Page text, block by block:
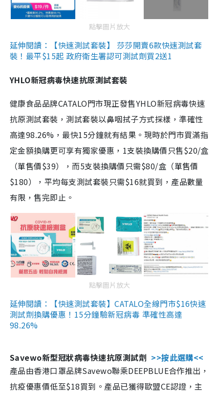
點擊圖片放大
延伸閱讀：【快速測試套裝】 莎莎開賣6款快速測試套
裝！最平$15起 政府衛生署認可測試劑買2送1
YHLO新冠病毒快速抗原測試套裝
健康食品品牌CATALO門市現正發售YHLO新冠病毒快速
抗原測試套裝，測試套裝以鼻咽拭子方式採樣，準確性
高達98.26%，最快15分鐘就有結果。現時於門市買滿指
定金額換購更可享有獨家優惠，1支裝換購價只售$20/盒
（單售價$39），而5支裝換購價只需$80/盒（單售價
$180），平均每支測試套裝只需$16就買到，產品數量
有限，售完即止。
點擊圖片放大
延伸閱讀：【快速測試套裝】CATALO全線門市$16快速
測試劑換購優惠！15分鐘驗新冠病毒 準確性高達
98.26%
Savewo新型冠狀病毒快速抗原測試劑 >>按此選購<<
產品由香港口罩品牌Savewo聯乘DEEPBLUE合作推出，
抗疫優惠價低至$18買到。產品已獲得歐盟CE認證，主